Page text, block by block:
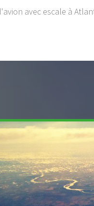
avec escale à